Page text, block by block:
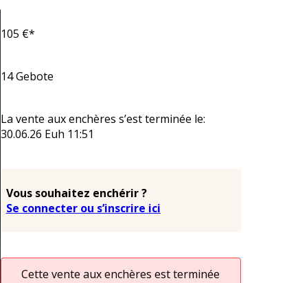
105 €*
14Gebote
La vente aux enchères s’est terminée le:
30.06.26 Euh 11:51
Vous souhaitez enchérir ?
Se connecter ou s’inscrire ici
Cette vente aux enchères est terminée